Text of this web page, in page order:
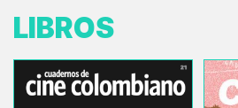
LIBROS